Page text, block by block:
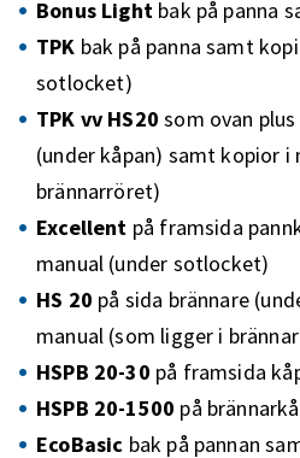
Bonus Lightbak på panna
TPK bak på panna samt
sotlocket)
TPK vv HS20 som ovan
(under kåpan) samt kopior i
brännarröret)
Excellent på framsida
manual (under sotlocket)
HS 20 på sida brännare
manual (som ligger i
HSPB 20-30 på framsida
HSPB 20-1500 på
EcoBasic bak på pannan